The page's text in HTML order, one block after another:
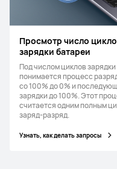
Просмотр число
зарядки батареи
Под числом циклов
понимается процесс
со 100% до 0% и
зарядки до 100%. Этот
считается одним полным
заряд-разряд.
Узнать, как делать запросы